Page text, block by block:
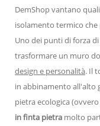
DemShop vantano
isolamento termico
Uno dei punti di forza
trasformare un muro
design e personalità. Il
in abbinamento all'alto
pietra ecologica
in finta pietra molto